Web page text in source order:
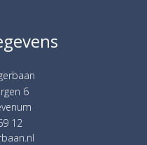
6
12